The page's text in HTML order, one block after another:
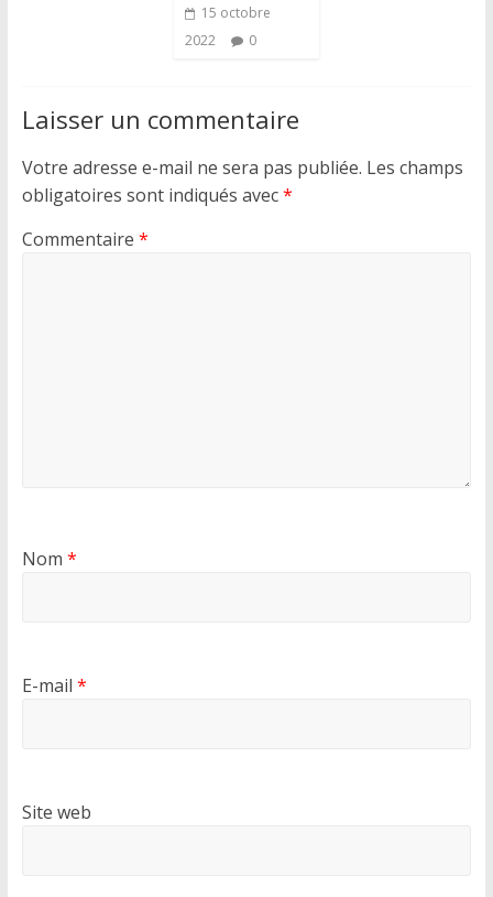
15 octobre
2022
0
Laisser un commentaire
Votre adresse e-mail ne sera pas publiée. Les champs
obligatoires sont indiqués avec*
Commentaire *
Nom *
E-mail *
Site web